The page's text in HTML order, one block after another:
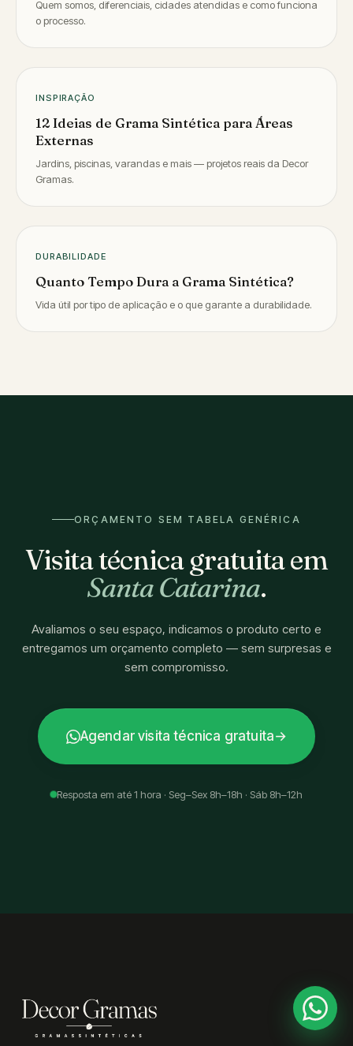
Quem somos, diferenciais, cidades atendidas e como funciona
o processo.
INSPIRAÇÃO
12 Ideias de Grama Sintética para Áreas
Externas
Jardins, piscinas, varandas e mais — projetos reais da Decor
Gramas.
DURABILIDADE
Quanto Tempo Dura a Grama Sintética?
Vida útil por tipo de aplicação e o que garante a durabilidade.
ORÇAMENTO SEM TABELA GENÉRICA
Visita técnica gratuita em
Santa Catarina.
Avaliamos o seu espaço, indicamos o produto certo e
entregamos um orçamento completo — sem surpresas e
sem compromisso.
Agendar visita técnica gratuita→
Resposta em até 1 hora · Seg–Sex 8h–18h · Sáb 8h–12h